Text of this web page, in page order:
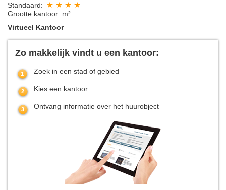
Standaard:
Grootte kantoor: m²
Virtueel Kantoor
Zo makkelijk vindt u een kantoor:
Zoek in een stad of gebied
Kies een kantoor
Ontvang informatie over het huurobject